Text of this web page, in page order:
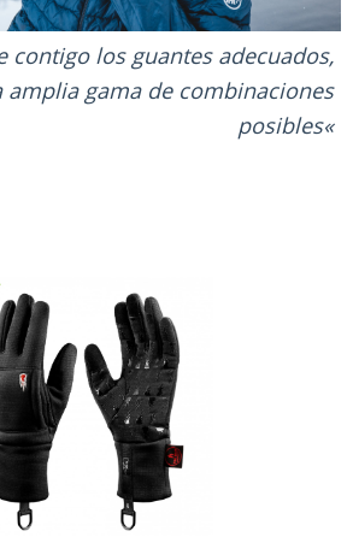
contigo los guantes adecuados,
amplia gama de combinaciones
posibles